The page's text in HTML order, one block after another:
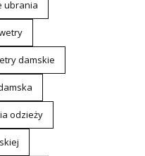
ubrania
damskie
odzieży